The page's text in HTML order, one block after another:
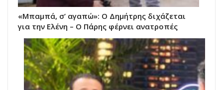
«Μπαμπά, σ’ αγαπώ»: Ο Δημήτρης διχάζεται
για την Ελένη – Ο Πάρης φέρνει ανατροπές